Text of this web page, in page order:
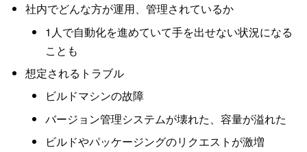
社内でどんな方が運用、管理されているか
1人で自動化を進めていて手を出せない状況になる
ことも
想定されるトラブル
ビルドマシンの故障
バージョン管理システムが壊れた、容量が溢れた
ビルドやパッケージングのリクエストが激増